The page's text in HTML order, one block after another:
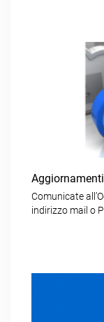
Comunicate
indirizzo mail o